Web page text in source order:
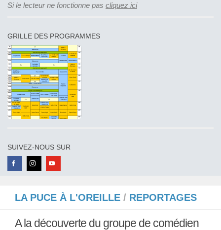
LA PUCE À L'OREILLE / REPORTAGES
A la découverte du groupe de comédien
Si le lecteur ne fonctionne pas cliquez ici
GRILLE DES PROGRAMMES
SUIVEZ-NOUS SUR